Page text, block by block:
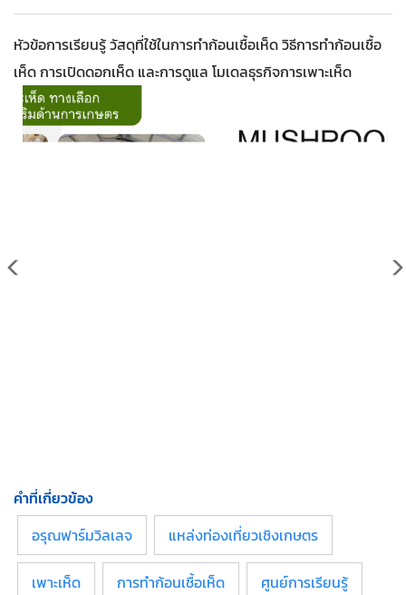
หัวข้อการเรียนรู้ วัสดุที่ใช้ในการทำก้อนเชื้อเห็ด วิธีการทำก้อนเชื้อ
เห็ด การเปิดดอกเห็ด และการดูแล โมเดลธุรกิจการเพาะเห็ด
คำที่เกี่ยวข้อง
อรุณฟาร์มวิลเลจ
แหล่งท่องเที่ยวเชิงเกษตร
เพาะเห็ด การทำก้อนเชื้อเห็ด ศูนย์การเรียนรู้